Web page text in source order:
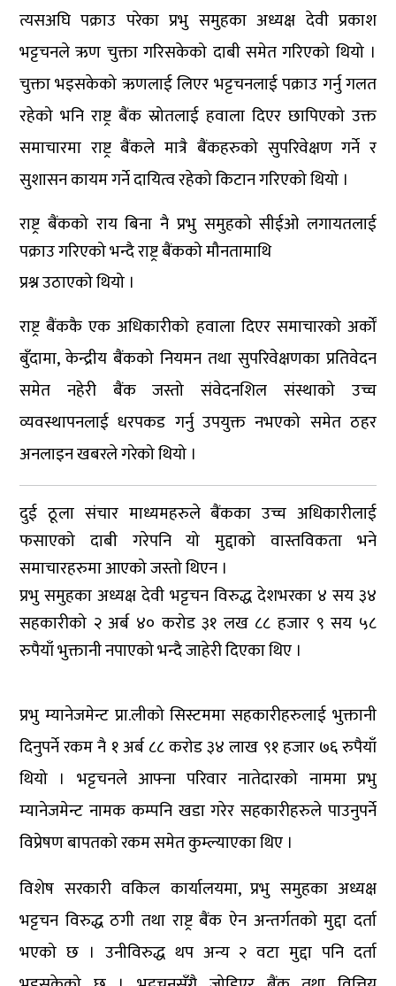
त्यसअघि पक्राउ परेका प्रभु समुहका अध्यक्ष देवी प्रकाश
भट्टचनले ऋण चुक्ता गरिसकेको दाबी समेत गरिएको थियो ।
चुक्ता भइसकेको ऋणलाई लिएर भट्टचनलाई पक्राउ गर्नु गलत
रहेको भनि राष्ट्र बैंक स्रोतलाई हवाला दिएर छापिएको उक्त
समाचारमा राष्ट्र बैंकले मात्रै बैंकहरुको सुपरिवेक्षण गर्ने र
सुशासन कायम गर्ने दायित्व रहेको किटान गरिएको थियो ।
राष्ट्र बैंकको राय बिना नै प्रभु समुहको सीईओ लगायतलाई
पक्राउ गरिएको भन्दै राष्ट्र बैंकको मौनतामाथि
प्रश्न उठाएको थियो ।
राष्ट्र बैंककै एक अधिकारीको हवाला दिएर समाचारको अर्कों
बुँदामा, केन्द्रीय बैंकको नियमन तथा सुपरिवेक्षणका प्रतिवेदन
समेत नहेरी बैंक जस्तो संवेदनशिल संस्थाको उच्च
व्यवस्थापनलाई धरपकड गर्नु उपयुक्त नभएको समेत ठहर
अनलाइन खबरले गरेको थियो ।
दुई ठूला संचार माध्यमहरुले बैंकका उच्च अधिकारीलाई
फसाएको दाबी गरेपनि यो मुद्दाको वास्तविकता भने
समाचारहरुमा आएको जस्तो थिएन ।
प्रभु समुहका अध्यक्ष देवी भट्टचन विरुद्ध देशभरका ४ सय ३४
सहकारीको २ अर्ब ४० करोड ३१ लख ८८ हजार ९ सय ५८
रुपैयाँ भुक्तानी नपाएको भन्दै जाहेरी दिएका थिए ।
प्रभु म्यानेजमेन्ट प्रा.लीको सिस्टममा सहकारीहरुलाई भुक्तानी
दिनुपर्ने रकम नै १ अर्ब ८८ करोड ३४ लाख ९१ हजार ७६ रुपैयाँ
थियो । भट्टचनले आफ्ना परिवार नातेदारको नाममा प्रभु
म्यानेजमेन्ट नामक कम्पनि खडा गरेर सहकारीहरुले पाउनुपर्ने
विप्रेषण बापतको रकम समेत कुम्ल्याएका थिए ।
विशेष सरकारी वकिल कार्यालयमा, प्रभु समुहका अध्यक्ष
भट्टचन विरुद्ध ठगी तथा राष्ट्र बैंक ऐन अन्तर्गतको मुद्दा दर्ता
भएको छ । उनीविरुद्ध थप अन्य २ वटा मुद्दा पनि दर्ता